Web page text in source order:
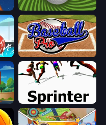
2 Minute Football QB Legend The Speedy Golf
Baseball Pro
Sprinter